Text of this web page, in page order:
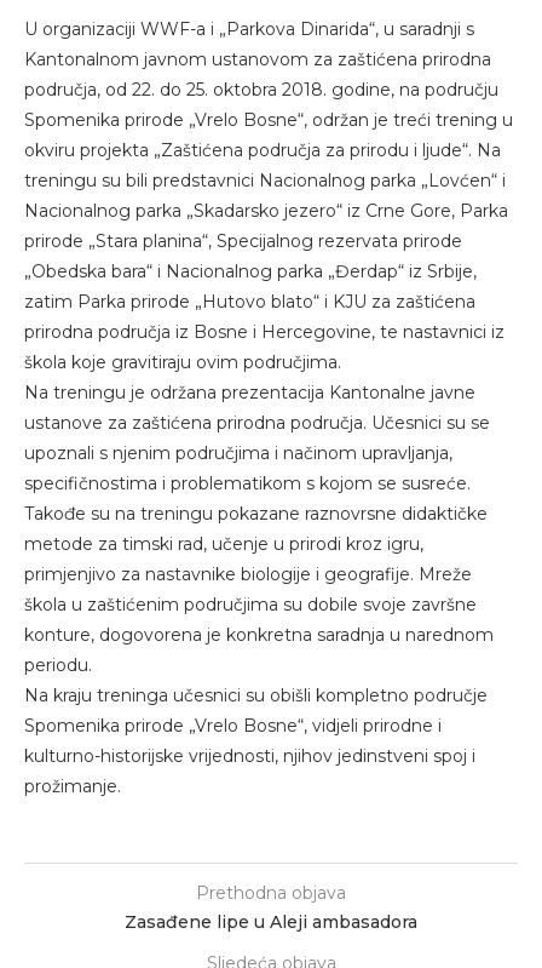
U organizaciji WWF-a i „Parkova Dinarida“, u saradnji s
Kantonalnom javnom ustanovom za zaštićena prirodna
područja, od 22. do 25. oktobra 2018. godine, na području
Spomenika prirode „Vrelo Bosne“, održan je treći trening u
okviru projekta „Zaštićena područja za prirodu i ljude“. Na
treningu su bili predstavnici Nacionalnog parka „Lovćen“ i
Nacionalnog parka „Skadarsko jezero“ iz Crne Gore, Parka
prirode „Stara planina“, Specijalnog rezervata prirode
„Obedska bara“ i Nacionalnog parka „Đerdap“ iz Srbije,
zatim Parka prirode „Hutovo blato“ i KJU za zaštićena
prirodna područja iz Bosne i Hercegovine, te nastavnici iz
škola koje gravitiraju ovim područjima.
Na treningu je održana prezentacija Kantonalne javne
ustanove za zaštićena prirodna područja. Učesnici su se
upoznali s njenim područjima i načinom upravljanja,
specifičnostima i problematikom s kojom se susreće.
Takođe su na treningu pokazane raznovrsne didaktičke
metode za timski rad, učenje u prirodi kroz igru,
primjenjivo za nastavnike biologije i geografije. Mreže
škola u zaštićenim područjima su dobile svoje završne
konture, dogovorena je konkretna saradnja u narednom
periodu.
Na kraju treninga učesnici su obišli kompletno područje
Spomenika prirode „Vrelo Bosne“, vidjeli prirodne i
kulturno-historijske vrijednosti, njihov jedinstveni spoj i
prožimanje.
Prethodna objava
Zasađene lipe u Aleji ambasadora
Sljedeća objava